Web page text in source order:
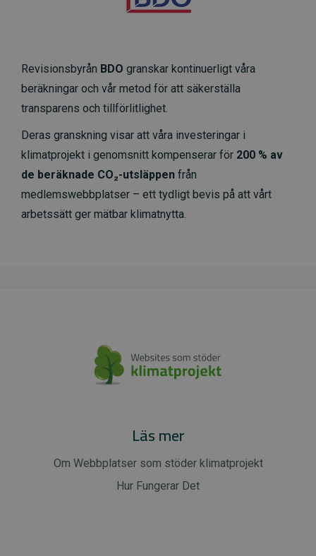
Revisionsbyrån BDO granskar kontinuerligt våra
beräkningar och vår metod för att säkerställa
transparens och tillförlitlighet.
Deras granskning visar att våra investeringar i
klimatprojekt i genomsnitt kompenserar för 200 % av
de beräknade CO₂-utsläppen från
medlemswebbplatser – ett tydligt bevis på att vårt
arbetssätt ger mätbar klimatnytta.
Läs mer
Om Webbplatser som stöder klimatprojekt
Hur Fungerar Det